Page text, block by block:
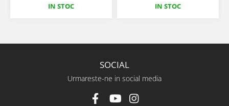
IN STOC IN STOC
SOCIAL
Urmareste-ne in social media